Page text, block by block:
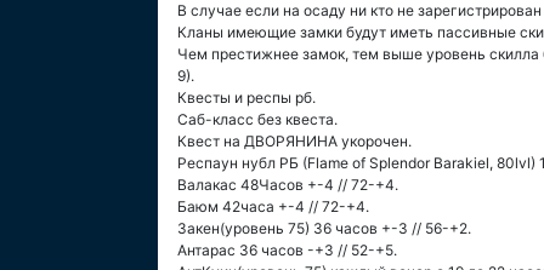
В случае если на осаду ни кто не
Кланы имеющие замки будут иметь пассивные
Чем престижнее замок, тем выше уровень скилла
9).
Квесты и респы рб.
Саб-класс без квеста.
Квест на ДВОРЯНИНА укорочен.
Респаун нубл РБ (Flame of Splendor Barakiel, 80lvl)
Валакас 48Часов +-4 // 72-+4.
Баюм 42часа +-4 // 72-+4.
Закен(уровень 75) 36 часов +-3 // 56-+2.
Антарас 36 часов -+3 // 52-+5.